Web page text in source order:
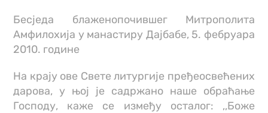
Бесједа блаженопочившег Митрополита
Амфилохија у манастиру Дајбабе, 5. фебруара
2010. године
На крају ове Свете литургије пређеосвећених
дарова, у њој је садржано наше обраћање
Господу, каже се између осталог: ,,Боже